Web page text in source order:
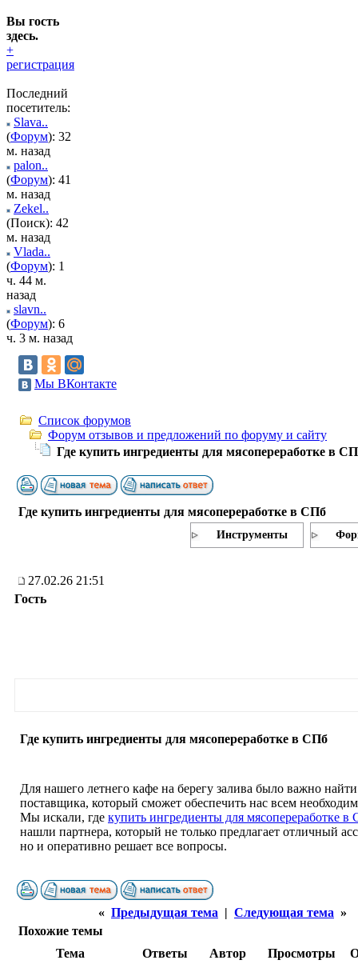
Вы гость
здесь.
+
регистрация
Последний
посетитель:
Slava..
(Форум): 32
м. назад
palon..
(Форум): 41
м. назад
Zekel..
(Поиск): 42
м. назад
Vlada..
(Форум): 1
ч. 44 м.
назад
slavn..
(Форум): 6
ч. 3 м. назад
Мы ВКонтакте
Список форумов
Форум отзывов и предложений по форуму и сайту
Где купить ингредиенты для мясопереработке в
Где купить ингредиенты для мясопереработке в СПб
Инструменты
27.02.26 21:51
Гость
Где купить ингредиенты для мясопереработке в СПб
Для нашего летнего кафе на берегу залива было важно найти
поставщика, который сможет обеспечить нас всем
Мы искали, где купить ингредиенты для мясопереработке в
нашли партнера, который не только предлагает отличный
но и оперативно решает все вопросы.
« Предыдущая тема | Следующая тема »
Похожие темы
Тема
Ответы Автор Просмотры